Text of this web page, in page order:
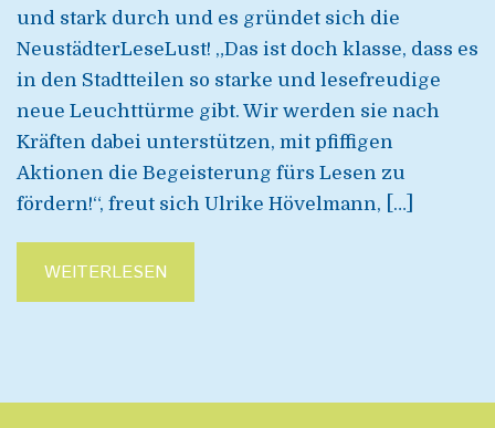
und stark durch und es gründet sich die
NeustädterLeseLust! „Das ist doch klasse, dass es
in den Stadtteilen so starke und lesefreudige
neue Leuchttürme gibt. Wir werden sie nach
Kräften dabei unterstützen, mit pfiffigen
Aktionen die Begeisterung fürs Lesen zu
fördern!“, freut sich Ulrike Hövelmann, […]
WEITERLESEN